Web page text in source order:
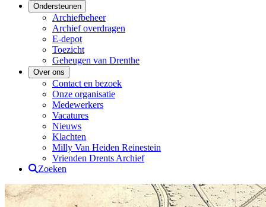
Ondersteunen
Archiefbeheer
Archief overdragen
E-depot
Toezicht
Geheugen van Drenthe
Over ons
Contact en bezoek
Onze organisatie
Medewerkers
Vacatures
Nieuws
Klachten
Milly Van Heiden Reinestein
Vrienden Drents Archief
Zoeken
Drents Archief